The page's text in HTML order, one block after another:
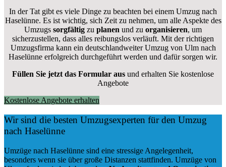
In der Tat gibt es viele Dinge zu beachten bei einem Umzug nach
Haselünne. Es ist wichtig, sich Zeit zu nehmen, um alle Aspekte des
Umzugs sorgfältig zu planen und zu organisieren, um
sicherzustellen, dass alles reibungslos verläuft. Mit der richtigen
Umzugsfirma kann ein deutschlandweiter Umzug von Ulm nach
Haselünne erfolgreich durchgeführt werden und dafür sorgen wir.
Füllen Sie jetzt das Formular aus und erhalten Sie kostenlose
Angebote
Kostenlose Angebote erhalten
Wir sind die besten Umzugsexperten für den Umzug
nach Haselünne
Umzüge nach Haselünne sind eine stressige Angelegenheit,
besonders wenn sie über große Distanzen stattfinden. Umzüge von